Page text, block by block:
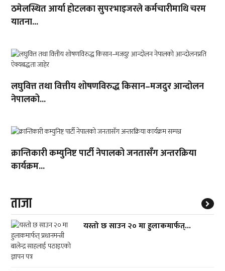
ठमेलस्थित आर्या होटलका सुपरभाइजरले कर्मचारीमाथि चरम
यातना...
लघुवित्त तथा वित्तीय शोषणविरुद्ध किसान–मजदुर आन्दोलन
नेपालको...
क्रान्तिकारी कम्युनिष्ट पार्टी नेपालको जनतासँग अन्तरक्रिया
कार्यक्रम...
ताजा
यस्तो छ साउन २० मा हुलाकमार्फत्...